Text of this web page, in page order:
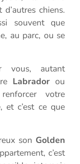
chiens.
souvent que
au parc, ou se
vous, autant
Labradorou
votre
et c’est ce que
son Golden
c’est